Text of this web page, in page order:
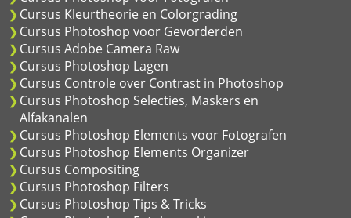
Cursus Kleurtheorie en Colorgrading
Cursus Photoshop voor Gevorderden
Cursus Adobe Camera Raw
Cursus Photoshop Lagen
Cursus Controle over Contrast in Photoshop
Cursus Photoshop Selecties, Maskers en
Alfakanalen
Cursus Photoshop Elements voor Fotografen
Cursus Photoshop Elements Organizer
Cursus Compositing
Cursus Photoshop Filters
Cursus Photoshop Tips & Tricks